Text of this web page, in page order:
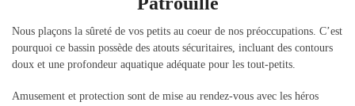
Nous plaçons la sûreté de vos petits au coeur de nos préoccupations. C’est
pourquoi ce bassin possède des atouts sécuritaires, incluant des contours
doux et une profondeur aquatique adéquate pour les tout-petits.
Amusement et protection sont de mise au rendez-vous avec les héros